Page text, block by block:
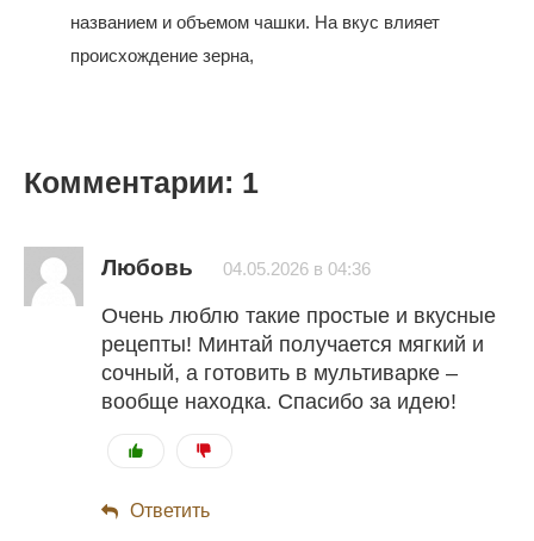
названием и объемом чашки. На вкус влияет
происхождение зерна,
Комментарии: 1
Любовь 04.05.2026 в 04:36
Очень люблю такие простые и вкусные
рецепты! Минтай получается мягкий и
сочный, а готовить в мультиварке –
вообще находка. Спасибо за идею!
Ответить